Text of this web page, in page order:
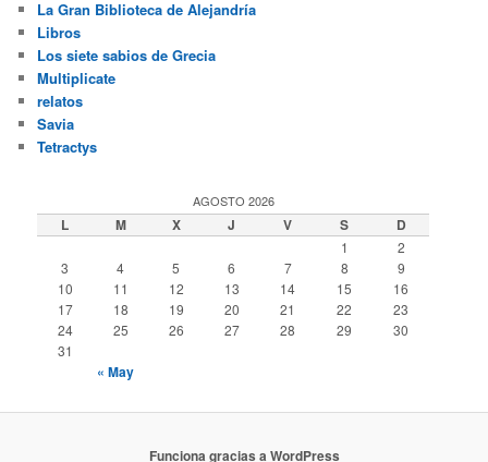
La Gran Biblioteca de Alejandría
Libros
Los siete sabios de Grecia
Multiplicate
relatos
Savia
Tetractys
AGOSTO 2026
L M X J V S D
1
2
3
4 5 6 7 8
9
10
11 12 13 14 15
16
17
18 19 20 21 22
23
24
25 26 27 28 29
30
31
« May
Funciona gracias a WordPress